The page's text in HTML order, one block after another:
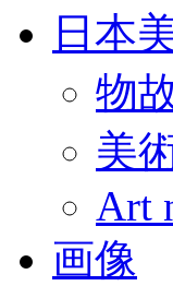
日本
物
美
Art
画像